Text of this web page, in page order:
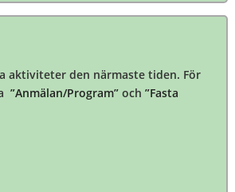
aktiviteter den närmaste tiden. För
”Anmälan/Program”och ”Fasta